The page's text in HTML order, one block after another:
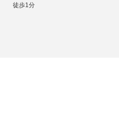
徒歩1分